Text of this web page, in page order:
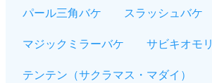
パール三角バケ
スラッシュバケ
マジックミラーバケ
サビキオモリ
テンテン（サクラマス・マダイ）